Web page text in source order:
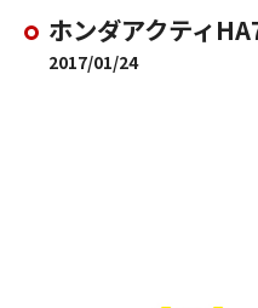
ホンダアクティ
2017/01/24